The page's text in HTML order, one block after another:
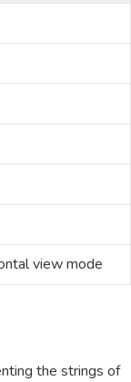
view mode
the strings of